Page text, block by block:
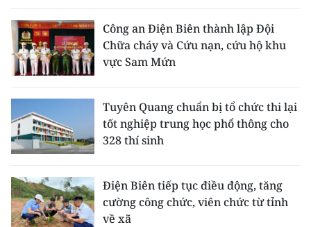
Công an Điện Biên thành lập Đội
Chữa cháy và Cứu nạn, cứu hộ khu
vực Sam Mứn
Tuyên Quang chuẩn bị tổ chức thi lại
tốt nghiệp trung học phổ thông cho
328 thí sinh
Điện Biên tiếp tục điều động, tăng
cường công chức, viên chức từ tỉnh
về xã